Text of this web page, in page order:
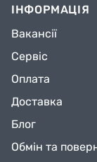
ІНФОРМАЦІЯ
Вакансії
Сервіс
Оплата
Доставка
Блог
Обмін та